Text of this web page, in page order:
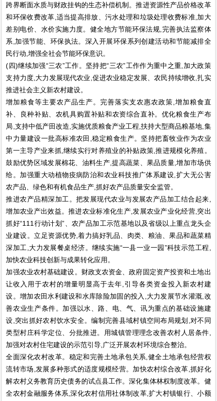
跨界断面水质与财政挂钩的生态补偿机制。推进资源性产品价格改革
和环保收费改革,适当提高排放、污水处理和垃圾处理收费标准,加大
差别电价、水价实施力度。健全地方节能环保法规,完善执法监察体
系,加强节能、环保执法。深入开展环保系列创建活动和节能减排全
民行动,增强全社会节能环保意识。
(四)继续加强“三农”工作。坚持把“三农”工作作为重中之重,加大政策
支持力度,大力发展现代农业,促进农业稳定发展、农民持续增收,扎实
推进社会主义新农村建设。
增加粮食等主要农产品生产。完善落实支农惠农政策,增加粮食直
补、良种补贴、农机具购置补贴和农资综合直补。优化粮食生产布
局,支持中低产田改造,实施优质粮食产业工程,扶持大型商品粮基地,集
中力量建设一批高标准农田,稳定粮食生产。坚持把畜牧业作为农业
第一主导产业来抓,继续实行对养殖业的补贴政策,推进规模化养殖。
鼓励优势区域发展棉花、油料生产,提高蔬菜、果品质量,增加市场供
给。加强重大动植物疫病防治和农业科技推广体系建设,扩大无公害
农产品、绿色和有机食品生产,抓好农产品质量安全监管。
推进农产品精深加工。把发展现代农业与发展农产品加工结合起来,
增加农业产出效益。推进农业标准化生产,发展农业产业化经营,突出
抓好“111行动计划”、农产品加工示范基地以及省级以上重点龙头企
业建设。立足资源优势,着力搞好乳品、肉类、粮油、果品和蔬菜精
深加工,大力发展餐桌经济。继续实施“一县一业一园”科技示范工程,
加快农业科技创新与成果转化应用。
加强农业农村基础建设。财政支农资金、政府固定资产投资和土地出
让收入用于农村的增量明显高于去年,引导各类资金投入新农村建
设。增加农田水利建设和水库除险加固的投入,大力发展节水灌溉,改
善农业生产条件。加强以水、路、电、气、讯为重点的基础设施建
设,突出抓好农村饮水安全。编制完善县域村镇空间布局规划,对不同
类型村庄科学定位、分批推进。用城镇管理理念改善农村人居条件,
加强对农村住宅建设的示范引导,广泛开展农村环境综合整治。
全面深化农村改革。稳定和完善土地承包关系,健全土地承包经营权
流转市场,发展多种形式的适度规模经营。加快农村综合改革,抓好化
解农村义务教育历史债务的试点县工作。深化集体林权制度改革。健
全农村金融服务体系,深化农村信用社体制改革,扩大村镇银行、小额